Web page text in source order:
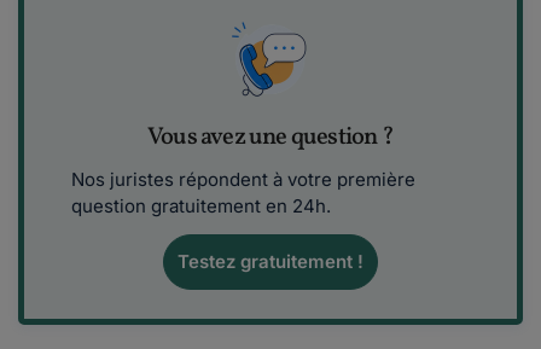
Vous avez une question ?
Nos juristes répondent à votre première
question gratuitement en 24h.
Testez gratuitement !